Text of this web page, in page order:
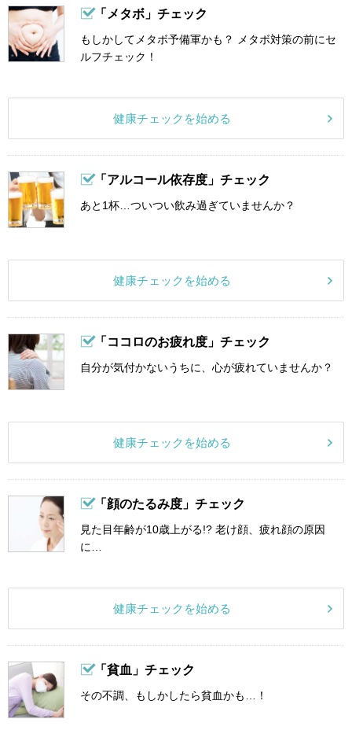
「メタボ」チェック
もしかしてメタボ予備軍かも？ メタボ対策の前にセ
ルフチェック！
健康チェックを始める
「アルコール依存度」チェック
あと1杯…ついつい飲み過ぎていませんか？
健康チェックを始める
「ココロのお疲れ度」チェック
自分が気付かないうちに、心が疲れていませんか？
健康チェックを始める
「顔のたるみ度」チェック
見た目年齢が10歳上がる!? 老け顔、疲れ顔の原因
に…
健康チェックを始める
「貧血」チェック
その不調、もしかしたら貧血かも…！